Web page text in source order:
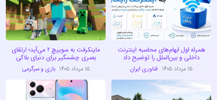
همراه اول ابهام‌های محاسبه اینترنت
داخلی و بین‌الملل را توضیح داد
۱۵ مرداد ۱۴۰۵ فناوری ایران
ماینکرفت به سوییچ ۲ می‌آید؛ ارتقای
بصری چشمگیر برای دنیای بلاکی
۱۵ مرداد ۱۴۰۵ بازی و سرگرمی